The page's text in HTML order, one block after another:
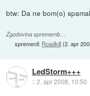
btw: Da ne bom(o)
Zgodovina sprememb…
spremenil: Roadkill(2. apr
LedStorm+++
::2. apr 2008, 10:50